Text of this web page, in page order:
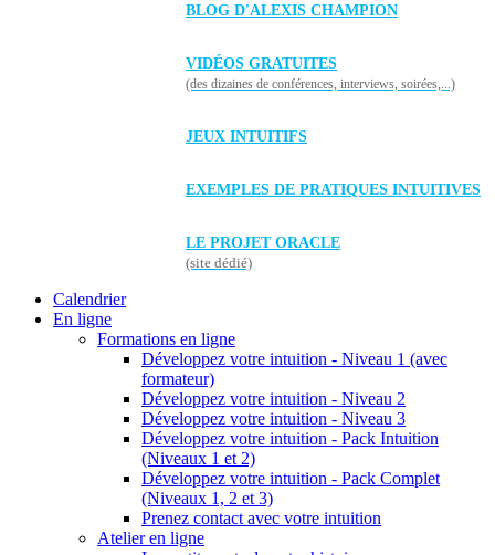
BLOG D'ALEXIS CHAMPION
VIDÉOS GRATUITES
(des dizaines de conférences, interviews, soirées,...)
JEUX INTUITIFS
EXEMPLES DE PRATIQUES INTUITIVES
LE PROJET ORACLE
(site dédié)
Calendrier
En ligne
Formations en ligne
Développez votre intuition - Niveau 1 (avec
formateur)
Développez votre intuition - Niveau 2
Développez votre intuition - Niveau 3
Développez votre intuition - Pack Intuition
(Niveaux 1 et 2)
Développez votre intuition - Pack Complet
(Niveaux 1, 2 et 3)
Prenez contact avec votre intuition
Atelier en ligne